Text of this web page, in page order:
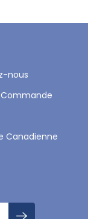
nous
Canadienne